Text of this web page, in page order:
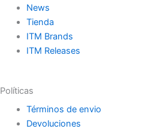
News
Tienda
ITM Brands
ITM Releases
Políticas
Términos de envio
Devoluciones